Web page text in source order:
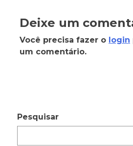
Deixe um
Você precisa fazer o login
um comentário.
Pesquisar